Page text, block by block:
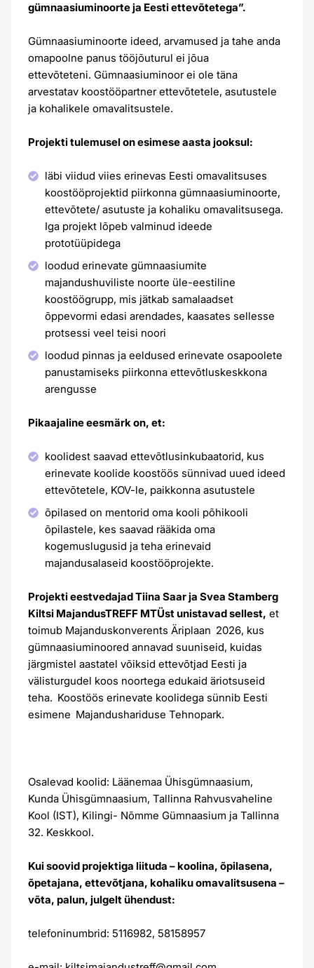
gümnaasiuminoorte ja Eesti ettevõtetega”.
Gümnaasiuminoorte ideed, arvamused ja tahe anda
omapoolne panus tööjõuturul ei jõua
ettevõteteni. Gümnaasiuminoor ei ole täna
arvestatav koostööpartner ettevõtetele, asutustele
ja kohalikele omavalitsustele.
Projekti tulemusel on esimese aasta jooksul:
läbi viidud viies erinevas Eesti omavalitsuses
koostööprojektid piirkonna gümnaasiuminoorte,
ettevõtete/ asutuste ja kohaliku omavalitsusega.
Iga projekt lõpeb valminud ideede
prototüüpidega
loodud erinevate gümnaasiumite
majandushuviliste noorte üle-eestiline
koostöögrupp, mis jätkab samalaadset
õppevormi edasi arendades, kaasates sellesse
protsessi veel teisi noori
loodud pinnas ja eeldused erinevate osapoolete
panustamiseks piirkonna ettevõtluskeskkona
arengusse
Pikaajaline eesmärk on, et:
koolidest saavad ettevõtlusinkubaatorid, kus
erinevate koolide koostöös sünnivad uued ideed
ettevõtetele, KOV-le, paikkonna asutustele
õpilased on mentorid oma kooli põhikooli
õpilastele, kes saavad rääkida oma
kogemuslugusid ja teha erinevaid
majandusalaseid koostööprojekte.
Projekti eestvedajad Tiina Saar ja Svea Stamberg
Kiltsi MajandusTREFF MTÜst unistavad sellest, et
toimub Majanduskonverents Äriplaan 2026, kus
gümnaasiuminoored annavad suuniseid, kuidas
järgmistel aastatel võiksid ettevõtjad Eesti ja
välisturgudel koos noortega edukaid äriotsuseid
teha. Koostöös erinevate koolidega sünnib Eesti
esimene Majandushariduse Tehnopark.
Osalevad koolid: Läänemaa Ühisgümnaasium,
Kunda Ühisgümnaasium, Tallinna Rahvusvaheline
Kool (IST), Kilingi- Nõmme Gümnaasium ja Tallinna
32. Keskkool.
Kui soovid projektiga liituda – koolina, õpilasena,
õpetajana, ettevõtjana, kohaliku omavalitsusena –
võta, palun, julgelt ühendust:
telefoninumbrid: 5116982, 58158957